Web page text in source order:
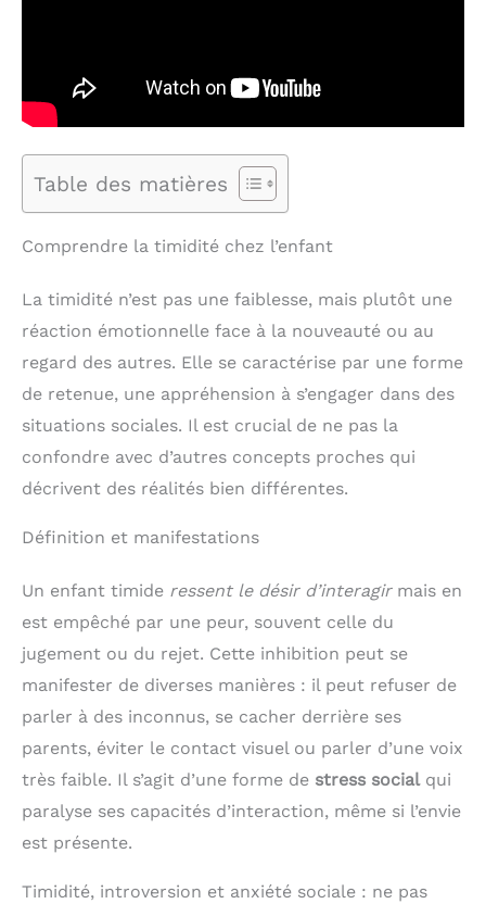
Table des matières
Comprendre la timidité chez l’enfant
La timidité n’est pas une faiblesse, mais plutôt une
réaction émotionnelle face à la nouveauté ou au
regard des autres. Elle se caractérise par une forme
de retenue, une appréhension à s’engager dans des
situations sociales. Il est crucial de ne pas la
confondre avec d’autres concepts proches qui
décrivent des réalités bien différentes.
Définition et manifestations
Un enfant timide ressent le désir d’interagirmais en
est empêché par une peur, souvent celle du
jugement ou du rejet. Cette inhibition peut se
manifester de diverses manières : il peut refuser de
parler à des inconnus, se cacher derrière ses
parents, éviter le contact visuel ou parler d’une voix
très faible. Il s’agit d’une forme de stress socialqui
paralyse ses capacités d’interaction, même si l’envie
est présente.
Timidité, introversion et anxiété sociale : ne pas